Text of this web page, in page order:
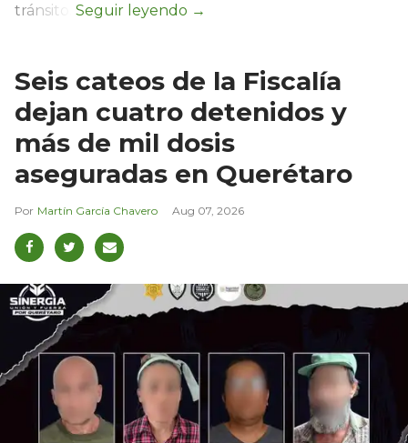
tránsito.
Seis cateos de la Fiscalía
dejan cuatro detenidos y
más de mil dosis
aseguradas en Querétaro
Martín García Chavero Aug 07, 2026